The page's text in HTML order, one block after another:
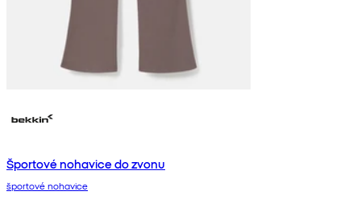
Športové nohavice do zvonu
športové nohavice